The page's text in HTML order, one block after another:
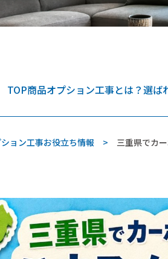
TOP商品オプション工事とは？選ば
ョン工事お役立ち情報 三重県でカ